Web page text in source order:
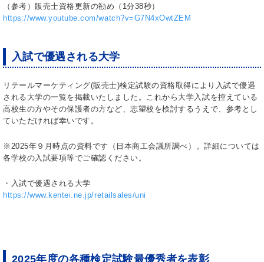
（参考）販売士資格更新の勧め（1分38秒）
https://www.youtube.com/watch?v=G7N4xOwtZEM
入試で優遇される大学
リテールマーケティング(販売士)検定試験の資格取得により入試で優遇
される大学の一覧を掲載いたしました。これから大学入試を控えている
高校生の方やその保護者の方など、志望校を検討するうえで、参考とし
ていただければ幸いです。
※2025年９月時点の資料です（日本商工会議所調べ）。詳細については
各学校の入試要項等でご確認ください。
・入試で優遇される大学
https://www.kentei.ne.jp/retailsales/uni
2025年度の各種検定試験最優秀者を表彰